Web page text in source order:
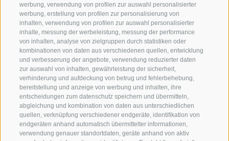
werbung, verwendung von profilen zur auswahl personalisierter
werbung, erstellung von profilen zur personalisierung von
inhalten, verwendung von profilen zur auswahl personalisierter
inhalte, messung der werbeleistung, messung der performance
von inhalten, analyse von zielgruppen durch statistiken oder
kombinationen von daten aus verschiedenen quellen, entwicklung
und verbesserung der angebote, verwendung reduzierter daten
zur auswahl von inhalten, gewährleistung der sicherheit,
verhinderung und aufdeckung von betrug und fehlerbehebung,
bereitstellung und anzeige von werbung und inhalten, ihre
entscheidungen zum datenschutz speichern und übermitteln,
abgleichung und kombination von daten aus unterschiedlichen
quellen, verknüpfung verschiedener endgeräte, identifikation von
endgeräten anhand automatisch übermittelter informationen,
verwendung genauer standortdaten, geräte anhand von aktiv
Schennerhof
Familiäres 3-Sterne-Superior-Hotel in Schenna Südtirol
Restaurant
Restaurant in Schenna bei Meran
Christophs
Ihr Frühstückshotel in Schenna – hier beginnt der Urlaub